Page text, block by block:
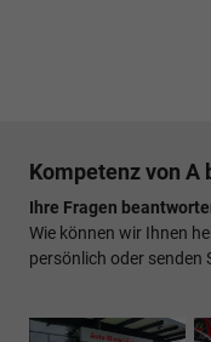
Kompetenz von A
Ihre Fragen
Wie können wir Ihnen
persönlich oder senden